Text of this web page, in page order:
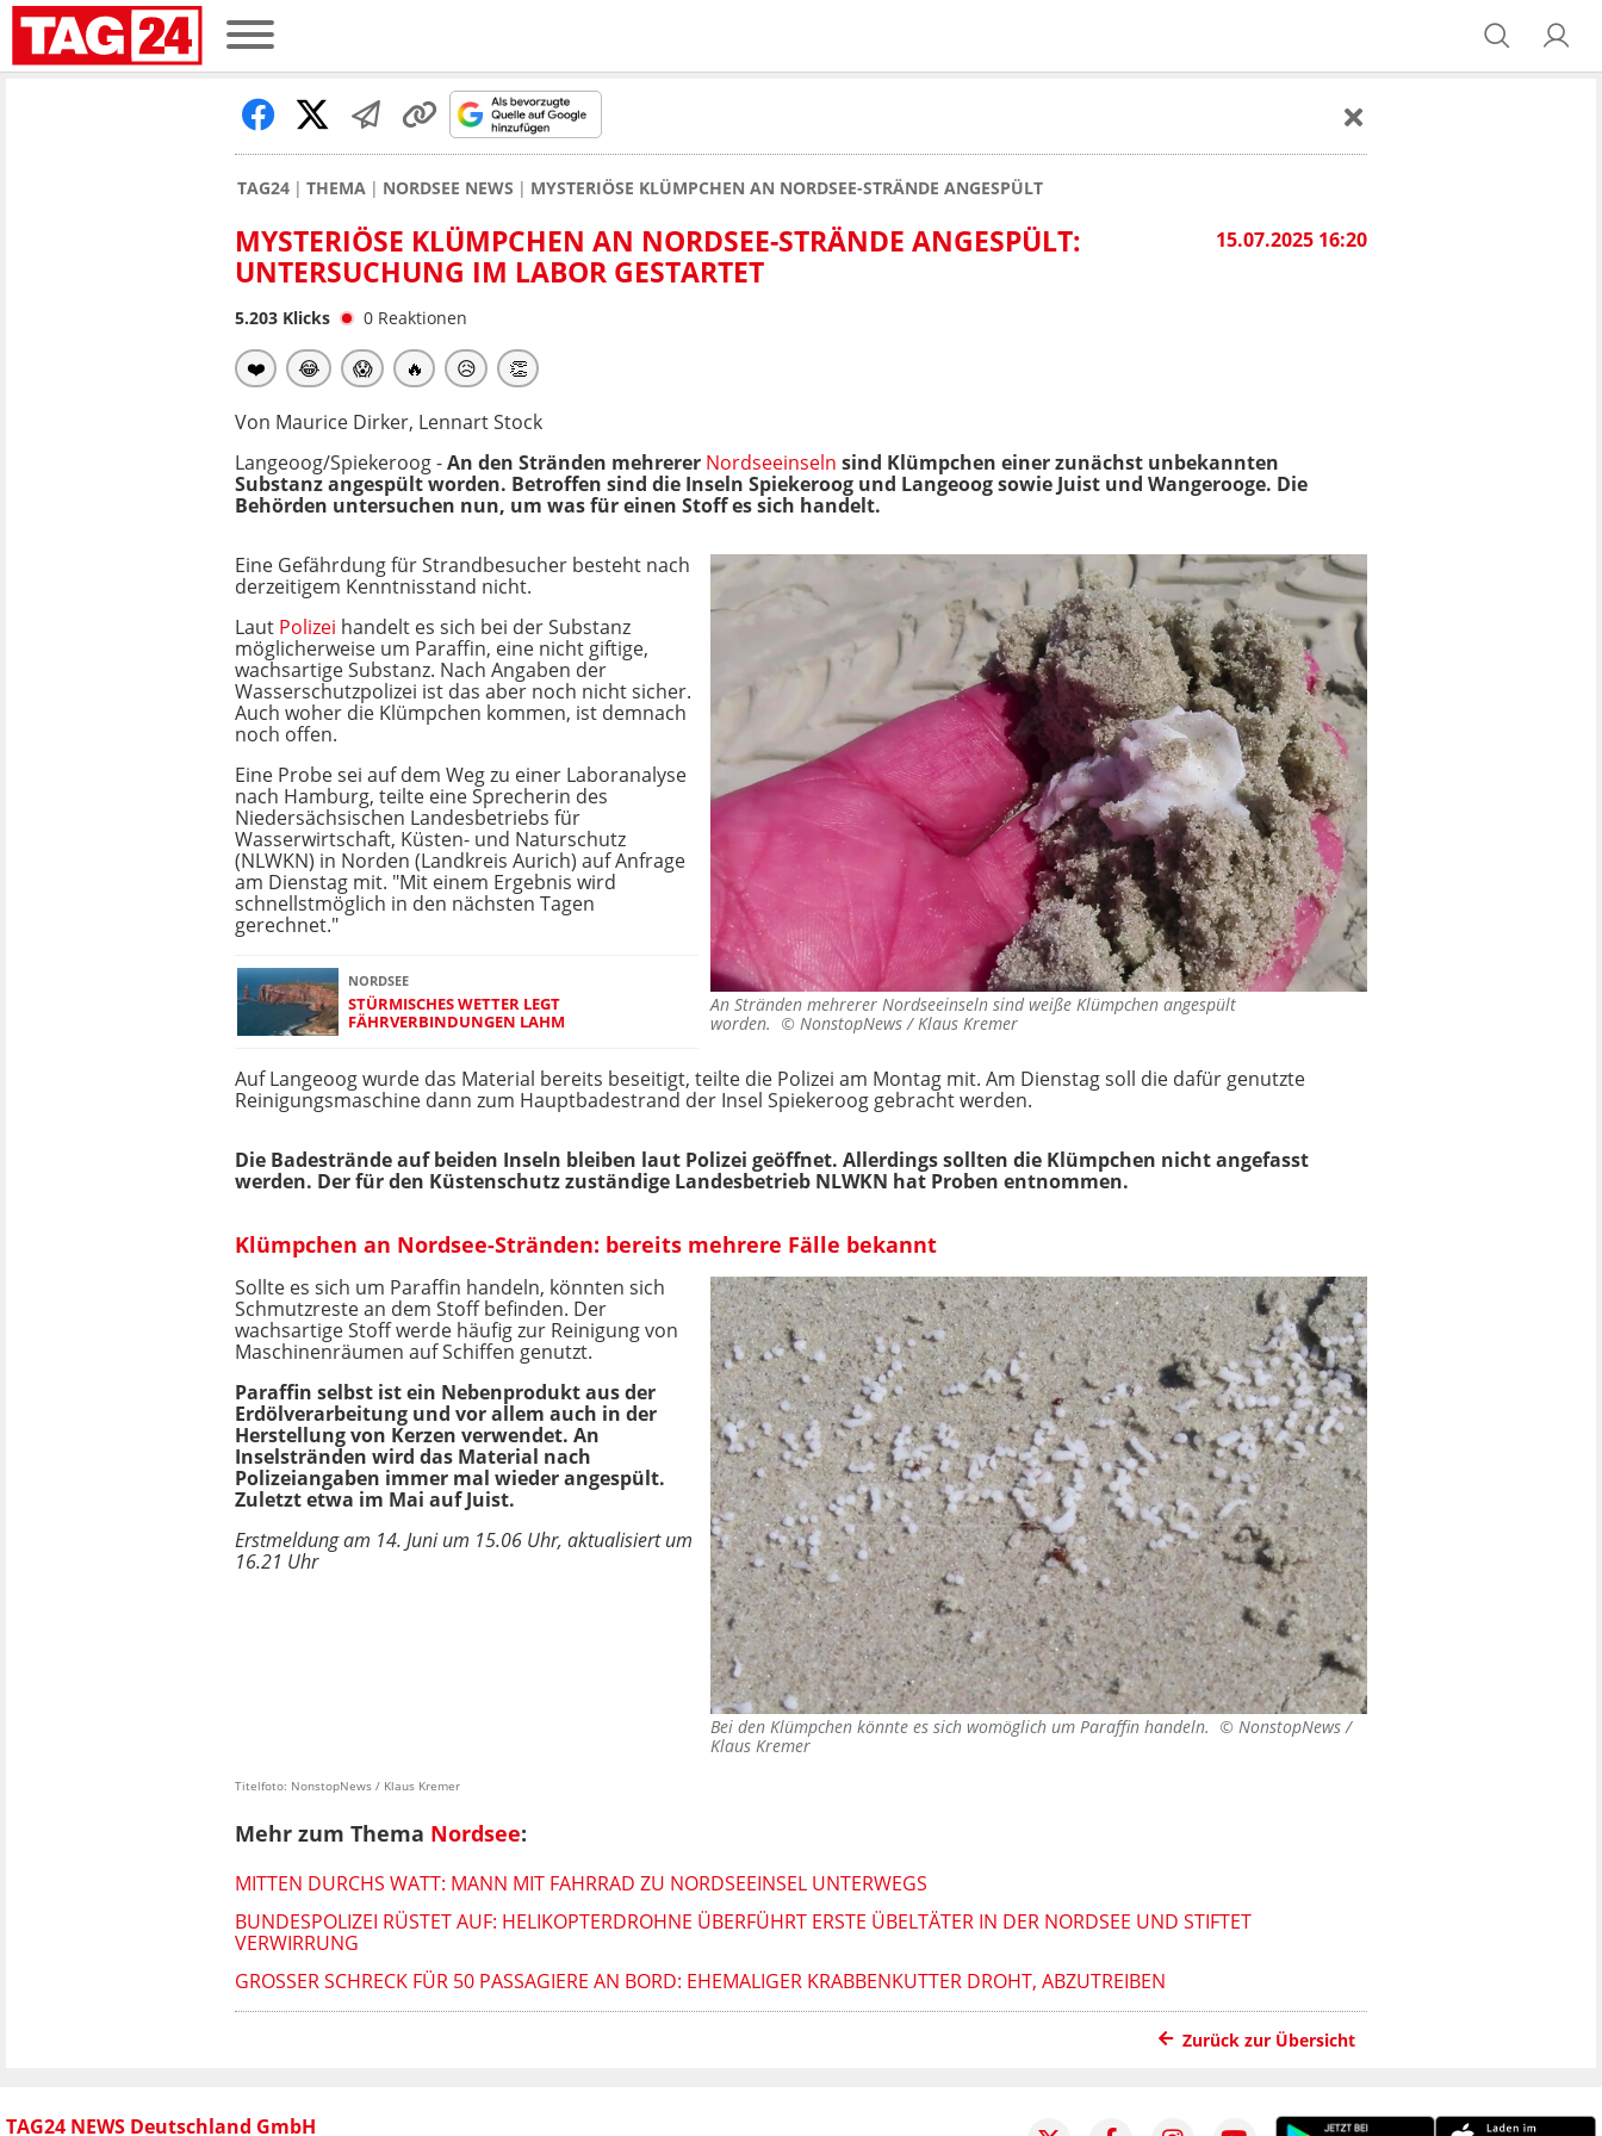
TAG24 THEMA NORDSEE NEWS MYSTERIÖSE KLÜMPCHEN AN NORDSEE-STRÄNDE ANGESPÜLT
15.07.2025 16:20
MYSTERIÖSE KLÜMPCHEN AN NORDSEE-STRÄNDE ANGESPÜLT:
UNTERSUCHUNG IM LABOR GESTARTET
5.203 Klicks 0 Reaktionen
❤️ 😂 😱 🔥 😥 👏
Von Maurice Dirker, Lennart Stock
Langeoog/Spiekeroog -An den Stränden mehrerer Nordseeinseln sind Klümpchen einer zunächst unbekannten
Substanz angespült worden. Betroffen sind die Inseln Spiekeroog und Langeoog sowie Juist und Wangerooge. Die
Behörden untersuchen nun, um was für einen Stoff es sich handelt.
An Stränden mehrerer Nordseeinseln sind weiße Klümpchen angespült
worden. © NonstopNews / Klaus Kremer
Eine Gefährdung für Strandbesucher besteht nach
derzeitigem Kenntnisstand nicht.
Laut Polizei handelt es sich bei der Substanz
möglicherweise um Paraffin, eine nicht giftige,
wachsartige Substanz. Nach Angaben der
Wasserschutzpolizei ist das aber noch nicht sicher.
Auch woher die Klümpchen kommen, ist demnach
noch offen.
Eine Probe sei auf dem Weg zu einer Laboranalyse
nach Hamburg, teilte eine Sprecherin des
Niedersächsischen Landesbetriebs für
Wasserwirtschaft, Küsten- und Naturschutz
(NLWKN) in Norden (Landkreis Aurich) auf Anfrage
am Dienstag mit. "Mit einem Ergebnis wird
schnellstmöglich in den nächsten Tagen
gerechnet."
NORDSEE
STÜRMISCHES WETTER LEGT
FÄHRVERBINDUNGEN LAHM
Auf Langeoog wurde das Material bereits beseitigt, teilte die Polizei am Montag mit. Am Dienstag soll die dafür genutzte
Reinigungsmaschine dann zum Hauptbadestrand der Insel Spiekeroog gebracht werden.
Die Badestrände auf beiden Inseln bleiben laut Polizei geöffnet. Allerdings sollten die Klümpchen nicht angefasst
werden. Der für den Küstenschutz zuständige Landesbetrieb NLWKN hat Proben entnommen.
Klümpchen an Nordsee-Stränden: bereits mehrere Fälle bekannt
Bei den Klümpchen könnte es sich womöglich um Paraffin handeln. © NonstopNews /
Klaus Kremer
Sollte es sich um Paraffin handeln, könnten sich
Schmutzreste an dem Stoff befinden. Der
wachsartige Stoff werde häufig zur Reinigung von
Maschinenräumen auf Schiffen genutzt.
Paraffin selbst ist ein Nebenprodukt aus der
Erdölverarbeitung und vor allem auch in der
Herstellung von Kerzen verwendet. An
Inselstränden wird das Material nach
Polizeiangaben immer mal wieder angespült.
Zuletzt etwa im Mai auf Juist.
Erstmeldung am 14. Juni um 15.06 Uhr, aktualisiert um
16.21 Uhr
Titelfoto: NonstopNews / Klaus Kremer
Mehr zum Thema Nordsee:
MITTEN DURCHS WATT: MANN MIT FAHRRAD ZU NORDSEEINSEL UNTERWEGS
BUNDESPOLIZEI RÜSTET AUF: HELIKOPTERDROHNE ÜBERFÜHRT ERSTE ÜBELTÄTER IN DER NORDSEE UND STIFTET
VERWIRRUNG
GROSSER SCHRECK FÜR 50 PASSAGIERE AN BORD: EHEMALIGER KRABBENKUTTER DROHT, ABZUTREIBEN
Zurück zur Übersicht
TAG24 NEWS Deutschland GmbH